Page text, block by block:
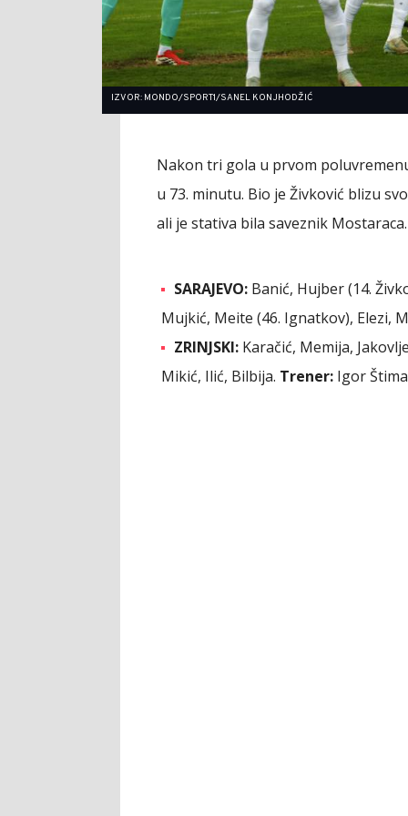
IZVOR: MONDO/SPORT1/SANEL KONJHODŽIĆ
Nakon tri gola u prvom
u 73. minutu. Bio je Živković blizu
ali je stativa bila saveznik Mostaraca.
SARAJEVO: Banić, Hujber (14.
Mujkić, Meite (46. Ignatkov), Elezi,
ZRINJSKI: Karačić, Memija,
Mikić, Ilić, Bilbija. Trener: Igor